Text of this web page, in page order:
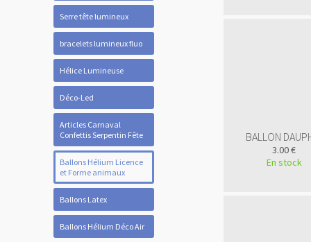
Serre tête lumineux
bracelets lumineux fluo
Hélice Lumineuse
Déco-Led
Articles Carnaval
Confettis Serpentin Fête
Ballons Hélium Licence
et Forme animaux
Ballons Latex
Ballons Hélium Déco Air
BALLON
3.00 €
En stock